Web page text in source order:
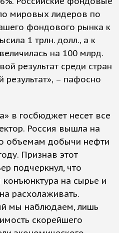
мировых лидеров по
фондового рынка к
1 трлн. долл., а к
на 100 млрд.
результат среди стран
– пафосно
в госбюджет несет все
Россия вышла на
объемам добычи нефти
Признав этот
подчеркнул, что
на сырье и
расхолаживать.
мы наблюдаем, лишь
скорейшего